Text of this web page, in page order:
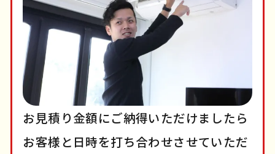
お見積り金額にご納得いただけましたら
お客様と日時を打ち合わせさせていただ